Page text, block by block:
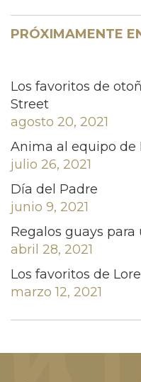
PRÓXIMAMENTE
Los favoritos de
Street
agosto 20, 2021
Anima al equipo de
julio 26, 2021
Día del Padre
junio 9, 2021
Regalos guays
abril 28, 2021
Los favoritos de
marzo 12, 2021